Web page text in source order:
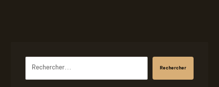
Rechercher